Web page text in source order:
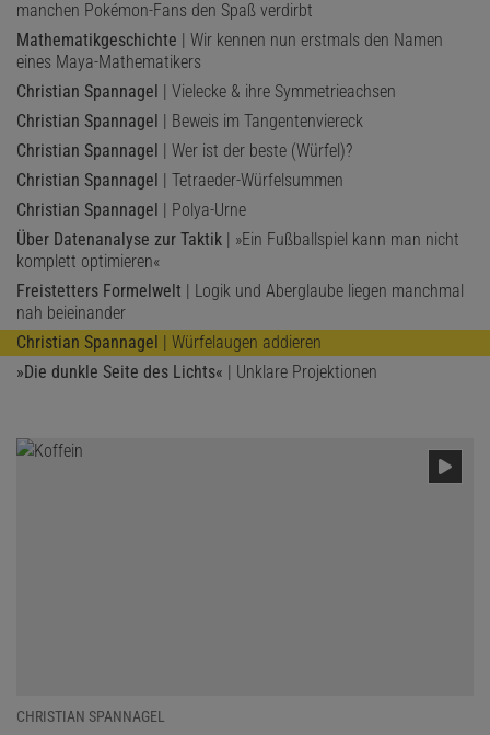
manchen Pokémon-Fans den Spaß verdirbt
Mathematikgeschichte | Wir kennen nun erstmals den Namen
eines Maya-Mathematikers
Christian Spannagel | Vielecke & ihre Symmetrieachsen
Christian Spannagel | Beweis im Tangentenviereck
Christian Spannagel | Wer ist der beste (Würfel)?
Christian Spannagel | Tetraeder-Würfelsummen
Christian Spannagel | Polya-Urne
Über Datenanalyse zur Taktik | »Ein Fußballspiel kann man nicht
komplett optimieren«
Freistetters Formelwelt | Logik und Aberglaube liegen manchmal
nah beieinander
Christian Spannagel | Würfelaugen addieren
»Die dunkle Seite des Lichts« | Unklare Projektionen
CHRISTIAN SPANNAGEL